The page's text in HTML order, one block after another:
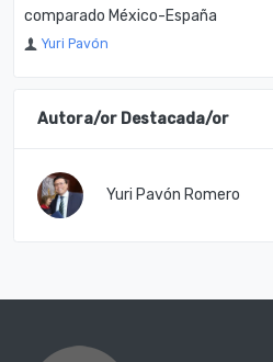
comparado México-España
Yuri Pavón
Autora/or Destacada/or
Yuri Pavón Romero